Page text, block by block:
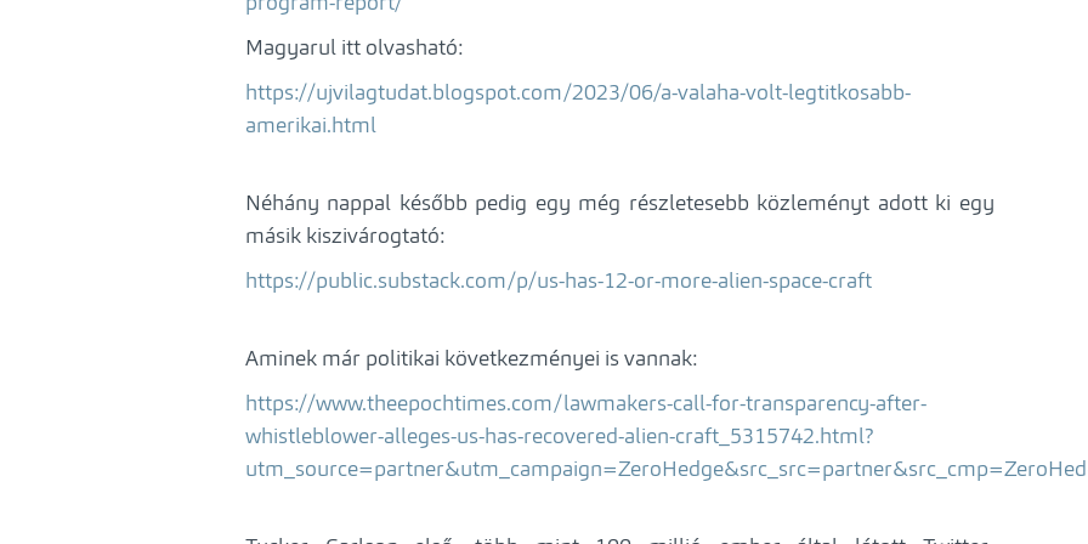
Magyarul itt olvasható:
https://ujvilagtudat.blogspot.com/2023/06/a-valaha-volt-legtitkosabb-
amerikai.html
Néhány nappal később pedig egy még részletesebb közleményt adott ki egy
másik kiszivárogtató:
https://public.substack.com/p/us-has-12-or-more-alien-space-craft
Aminek már politikai következményei is vannak:
https://www.theepochtimes.com/lawmakers-call-for-transparency-after-
whistleblower-alleges-us-has-recovered-alien-craft_5315742.html?